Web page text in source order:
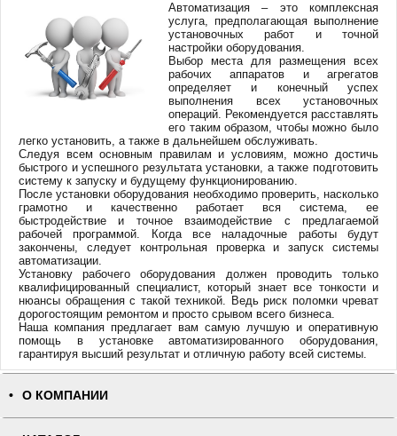
Автоматизация – это комплексная
услуга, предполагающая выполнение
установочных работ и точной
настройки оборудования.
Выбор места для размещения всех
рабочих аппаратов и агрегатов
определяет и конечный успех
выполнения всех установочных
операций. Рекомендуется расставлять
его таким образом, чтобы можно было
легко установить, а также в дальнейшем обслуживать.
Следуя всем основным правилам и условиям, можно достичь
быстрого и успешного результата установки, а также подготовить
систему к запуску и будущему функционированию.
После установки оборудования необходимо проверить, насколько
грамотно и качественно работает вся система, ее
быстродействие и точное взаимодействие с предлагаемой
рабочей программой. Когда все наладочные работы будут
закончены, следует контрольная проверка и запуск системы
автоматизации.
Установку рабочего оборудования должен проводить только
квалифицированный специалист, который знает все тонкости и
нюансы обращения с такой техникой. Ведь риск поломки чреват
дорогостоящим ремонтом и просто срывом всего бизнеса.
Наша компания предлагает вам самую лучшую и оперативную
помощь в установке автоматизированного оборудования,
гарантируя высший результат и отличную работу всей системы.
О КОМПАНИИ